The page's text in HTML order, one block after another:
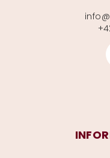
info@